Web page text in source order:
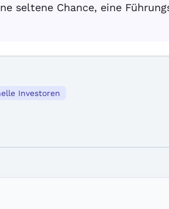
seltene Chance, eine
Investoren